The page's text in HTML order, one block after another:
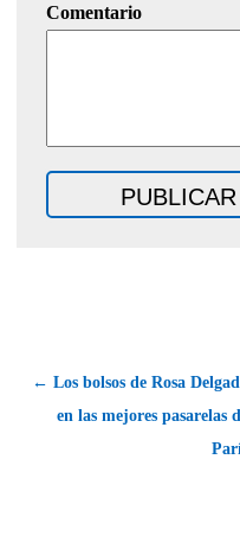
Comentario
← Los bolsos de Rosa
en las mejores pasarelas